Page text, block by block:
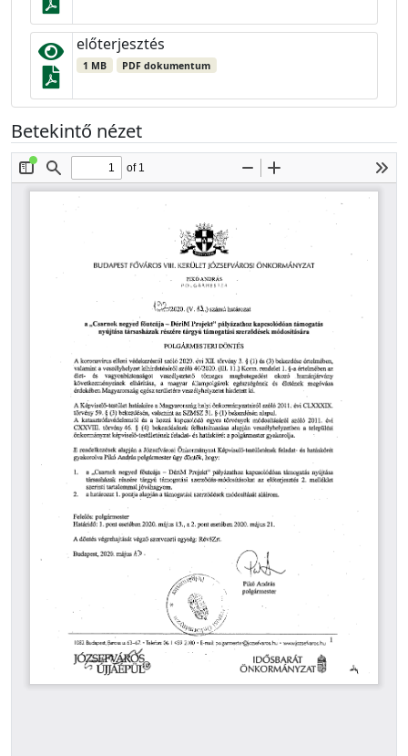
előterjesztés
1 MB PDF dokumentum
Betekintő nézet